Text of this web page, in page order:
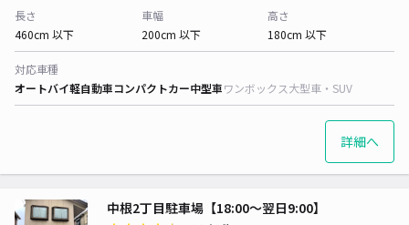
長さ
460cm 以下
車幅
200cm 以下
高さ
180cm 以下
対応車種
オートバイ軽自動車コンパクトカー中型車ワンボックス大型車・SUV
詳細へ
中根2丁目駐車場【18:00～翌日9:00】